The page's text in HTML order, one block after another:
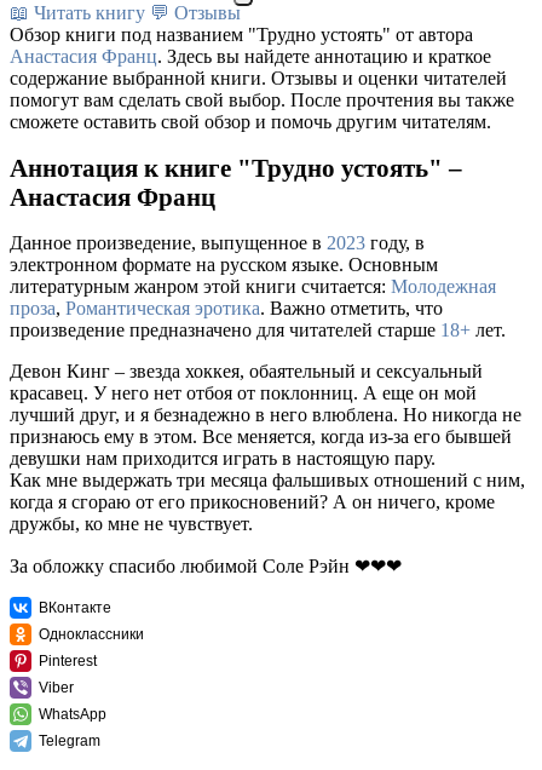
📖 Читать книгу 💬 Отзывы
Обзор книги под названием "Трудно устоять" от автора
Анастасия Франц. Здесь вы найдете аннотацию и краткое
содержание выбранной книги. Отзывы и оценки читателей
помогут вам сделать свой выбор. После прочтения вы также
сможете оставить свой обзор и помочь другим читателям.
Аннотация к книге "Трудно устоять" –
Анастасия Франц
Данное произведение, выпущенное в 2023 году, в
электронном формате на русском языке. Основным
литературным жанром этой книги считается: Молодежная
проза, Романтическая эротика. Важно отметить, что
произведение предназначено для читателей старше 18+ лет.
Девон Кинг – звезда хоккея, обаятельный и сексуальный
красавец. У него нет отбоя от поклонниц. А еще он мой
лучший друг, и я безнадежно в него влюблена. Но никогда не
признаюсь ему в этом. Все меняется, когда из-за его бывшей
девушки нам приходится играть в настоящую пару.
Как мне выдержать три месяца фальшивых отношений с ним,
когда я сгораю от его прикосновений? А он ничего, кроме
дружбы, ко мне не чувствует.
За обложку спасибо любимой Соле Рэйн ❤❤❤
ВКонтакте
Одноклассники
Pinterest
Viber
WhatsApp
Telegram